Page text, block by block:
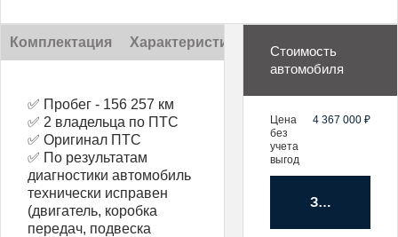
Комплектация Характеристики
✅ Пробег - 156 257 км
✅ 2 владельца по ПТС
✅ Оригинал ПТС
✅ По результатам
диагностики автомобиль
технически исправен
(двигатель, коробка
передач, подвеска
Стоимость
автомобиля
Цена
без
учета
выгод
4 367 000 ₽